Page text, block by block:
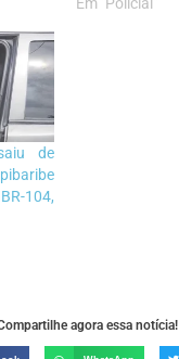
de
104,
agora essa notícia!